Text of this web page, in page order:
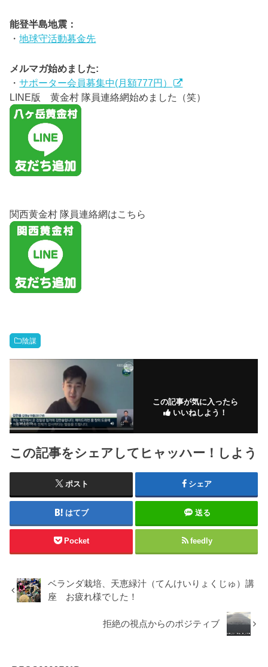
能登半島地震：
・地球守活動募金先
メルマガ始めました:
・サポーター会員募集中(月額777円）
LINE版 黄金村 隊員連絡網始めました（笑）
関西黄金村 隊員連絡網はこちら
陰謀
この記事が気に入ったら
いいねしよう！
この記事をシェアしてヒャッハー！しよう
ポスト シェア
はてブ 送る
Pocket feedly
ベランダ栽培、天恵緑汁（てんけいりょくじゅ）講
座 お疲れ様でした！
拒絶の視点からのポジティブ